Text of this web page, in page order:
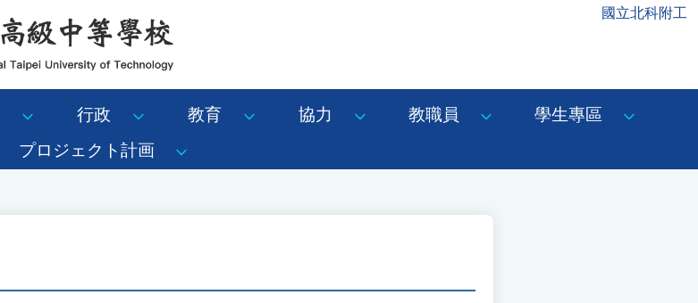
國立北科附工
行政 教育 協力 教職員
學生專區
プロジェクト計画